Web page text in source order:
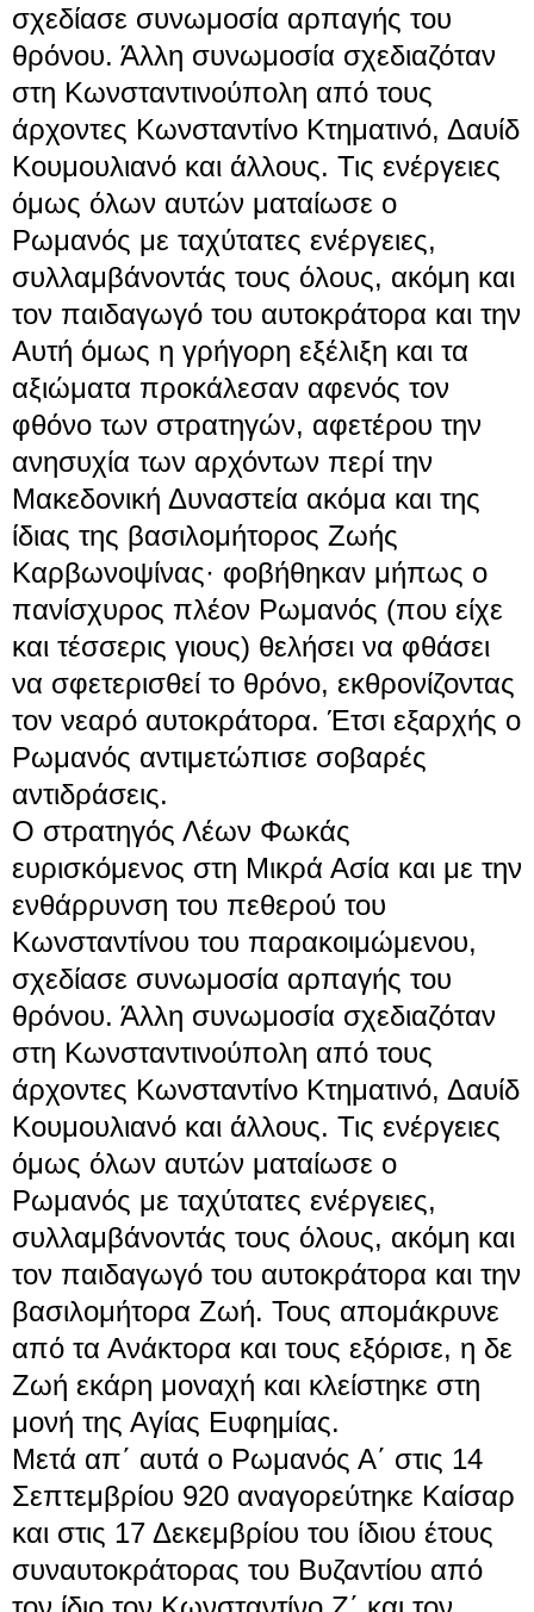
σχεδίασε συνωμοσία αρπαγής του
θρόνου. Άλλη συνωμοσία σχεδιαζόταν
στη Κωνσταντινούπολη από τους
άρχοντες Κωνσταντίνο Κτηματινό, Δαυίδ
Κουμουλιανό και άλλους. Τις ενέργειες
όμως όλων αυτών ματαίωσε ο
Ρωμανός με ταχύτατες ενέργειες,
συλλαμβάνοντάς τους όλους, ακόμη και
τον παιδαγωγό του αυτοκράτορα και την
Αυτή όμως η γρήγορη εξέλιξη και τα
αξιώματα προκάλεσαν αφενός τον
φθόνο των στρατηγών, αφετέρου την
ανησυχία των αρχόντων περί την
Μακεδονική Δυναστεία ακόμα και της
ίδιας της βασιλομήτορος Ζωής
Καρβωνοψίνας· φοβήθηκαν μήπως ο
πανίσχυρος πλέον Ρωμανός (που είχε
και τέσσερις γιους) θελήσει να φθάσει
να σφετερισθεί το θρόνο, εκθρονίζοντας
τον νεαρό αυτοκράτορα. Έτσι εξαρχής ο
Ρωμανός αντιμετώπισε σοβαρές
αντιδράσεις.
Ο στρατηγός Λέων Φωκάς
ευρισκόμενος στη Μικρά Ασία και με την
ενθάρρυνση του πεθερού του
Κωνσταντίνου του παρακοιμώμενου,
σχεδίασε συνωμοσία αρπαγής του
θρόνου. Άλλη συνωμοσία σχεδιαζόταν
στη Κωνσταντινούπολη από τους
άρχοντες Κωνσταντίνο Κτηματινό, Δαυίδ
Κουμουλιανό και άλλους. Τις ενέργειες
όμως όλων αυτών ματαίωσε ο
Ρωμανός με ταχύτατες ενέργειες,
συλλαμβάνοντάς τους όλους, ακόμη και
τον παιδαγωγό του αυτοκράτορα και την
βασιλομήτορα Ζωή. Τους απομάκρυνε
από τα Ανάκτορα και τους εξόρισε, η δε
Ζωή εκάρη μοναχή και κλείστηκε στη
μονή της Αγίας Ευφημίας.
Μετά απ΄ αυτά ο Ρωμανός Α΄ στις 14
Σεπτεμβρίου 920 αναγορεύτηκε Καίσαρ
και στις 17 Δεκεμβρίου του ίδιου έτους
συναυτοκράτορας του Βυζαντίου από